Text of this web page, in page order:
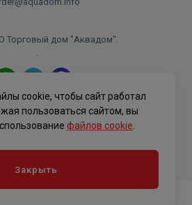
Торговый дом "Аквадом".
.
конфиденциальности
cookie, чтобы сайт работал
пользоваться сайтом, вы
файлов cookie
Закрыть